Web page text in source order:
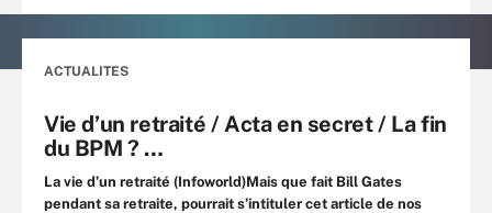
ACTUALITES
Vie d’un retraité / Acta en secret / La fin
du BPM ? …
La vie d’un retraité (Infoworld)Mais que fait Bill Gates
pendant sa retraite, pourrait s’intituler cet article de nos